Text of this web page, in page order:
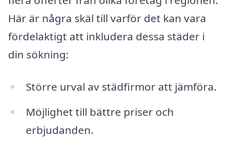
Här är några skäl till varför det kan vara
fördelaktigt att inkludera dessa städer i
din sökning:
Större urval av städfirmor att jämföra.
Möjlighet till bättre priser och
erbjudanden.